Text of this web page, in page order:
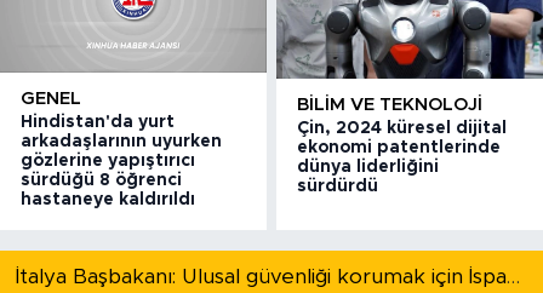
GENEL
Hindistan'da yurt
arkadaşlarının uyurken
gözlerine yapıştırıcı
sürdüğü 8 öğrenci
hastaneye kaldırıldı
BILIM VE TEKNOLOJI
Çin, 2024 küresel dijital
ekonomi patentlerinde
dünya liderliğini
sürdürdü
İtalya Başbakanı: Ulusal güvenliği korumak için İspanya ile Schengen kapsamındaki serbest dolaşımı askıya alıyoruz